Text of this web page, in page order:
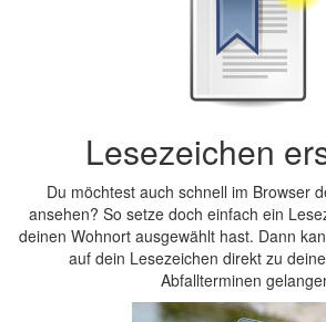
Lesezeichen
Du möchtest auch schnell im Browser
ansehen? So setze doch einfach ein
deinen Wohnort ausgewählt hast. Dann
auf dein Lesezeichen direkt zu
Abfallterminen